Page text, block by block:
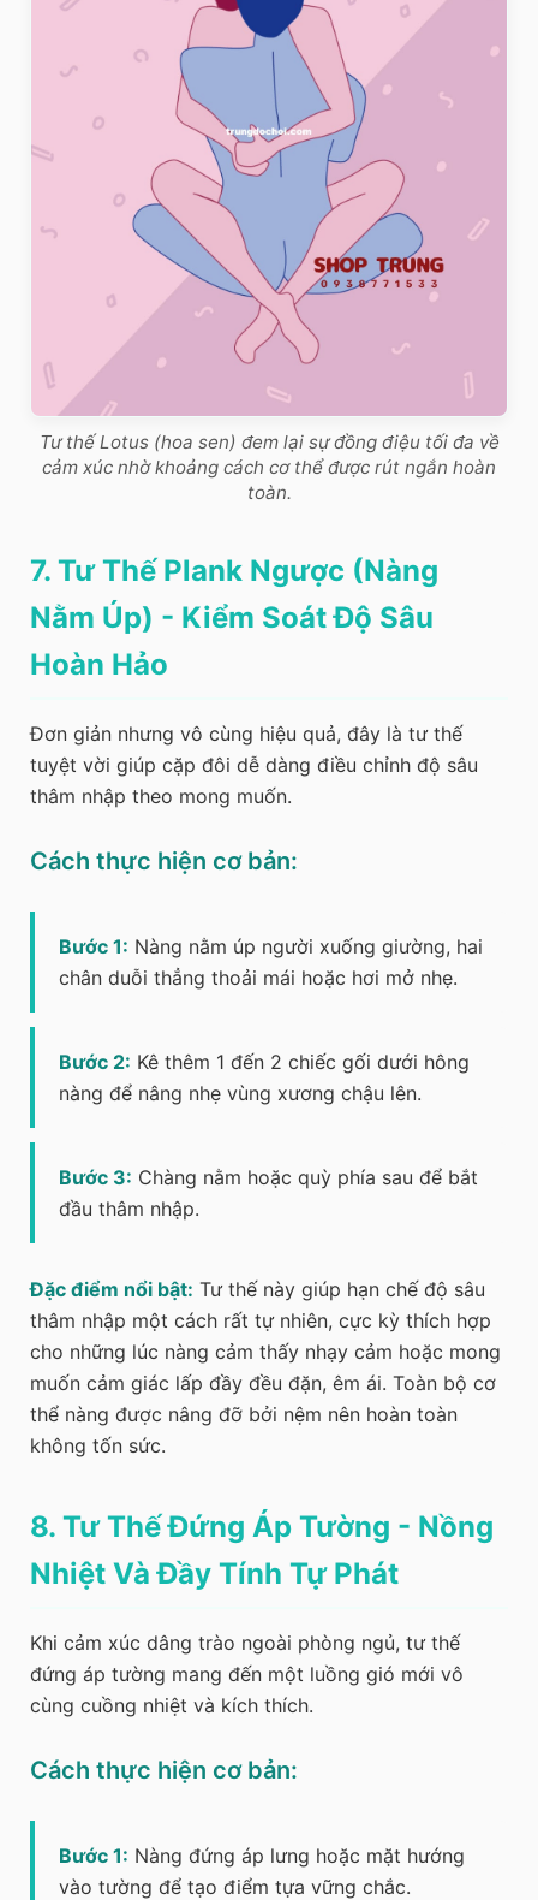
Tư thế Lotus (hoa sen) đem lại sự đồng điệu tối đa về
cảm xúc nhờ khoảng cách cơ thể được rút ngắn hoàn
toàn.
7. Tư Thế Plank Ngược (Nàng
Nằm Úp) - Kiểm Soát Độ Sâu
Hoàn Hảo
Đơn giản nhưng vô cùng hiệu quả, đây là tư thế
tuyệt vời giúp cặp đôi dễ dàng điều chỉnh độ sâu
thâm nhập theo mong muốn.
Cách thực hiện cơ bản:
Bước 1: Nàng nằm úp người xuống giường, hai
chân duỗi thẳng thoải mái hoặc hơi mở nhẹ.
Bước 2: Kê thêm 1 đến 2 chiếc gối dưới hông
nàng để nâng nhẹ vùng xương chậu lên.
Bước 3: Chàng nằm hoặc quỳ phía sau để bắt
đầu thâm nhập.
Đặc điểm nổi bật: Tư thế này giúp hạn chế độ sâu
thâm nhập một cách rất tự nhiên, cực kỳ thích hợp
cho những lúc nàng cảm thấy nhạy cảm hoặc mong
muốn cảm giác lấp đầy đều đặn, êm ái. Toàn bộ cơ
thể nàng được nâng đỡ bởi nệm nên hoàn toàn
không tốn sức.
8. Tư Thế Đứng Áp Tường - Nồng
Nhiệt Và Đầy Tính Tự Phát
Khi cảm xúc dâng trào ngoài phòng ngủ, tư thế
đứng áp tường mang đến một luồng gió mới vô
cùng cuồng nhiệt và kích thích.
Cách thực hiện cơ bản:
Bước 1: Nàng đứng áp lưng hoặc mặt hướng
vào tường để tạo điểm tựa vững chắc.